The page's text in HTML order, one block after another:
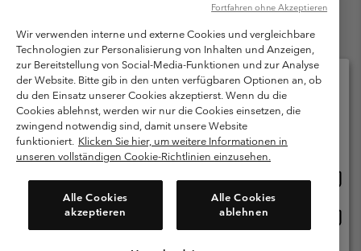
Columbia Sportswear Austria GmbH. Moosfeldstraße 1, 5101
Bergheim, Salzburg Österreich. Alle Rechte vorbehalten.
Nutzungsbedingungen
Allgemeine Verkaufsbedingungen
Garantie
Datenschutzerklärung
Bestimmungen und Bedingungen des Mitglieder Programms
Nutzungsbedingungen Für Nutzergenerierte Inhalte
Cookies
Kundenservice: Mo- Fr. 9:00 - 13:00 & 14:00- 18:00 Uhr
(+)43720880525
Wir verwenden interne und externe Cookies und vergleichbare
Technologien zur Personalisierung von Inhalten und Anzeigen,
zur Bereitstellung von Social-Media-Funktionen und zur Analyse
der Website. Bitte gib in den unten verfügbaren Optionen an, ob
du den Einsatz unserer Cookies akzeptierst. Wenn du die
Cookies ablehnst, werden wir nur die Cookies einsetzen, die
zwingend notwendig sind, damit unsere Website
funktioniert. Klicken Sie hier, um weitere Informationen in
unseren vollständigen Cookie-Richtlinien einzusehen.
Alle Cookies
akzeptieren
Alle Cookies
ablehnen
Fortfahren ohne Akzeptieren
Bitte wählen Sie Ihr Lieferland und Ihre Sprache
Online-Einkauf verfügbar
Österreich